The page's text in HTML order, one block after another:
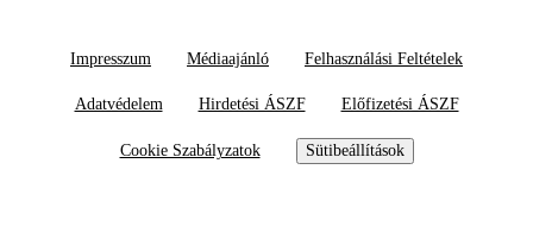
Impresszum Médiaajánló Felhasználási Feltételek
Adatvédelem Hirdetési ÁSZF Előfizetési ÁSZF
Cookie Szabályzatok Sütibeállítások